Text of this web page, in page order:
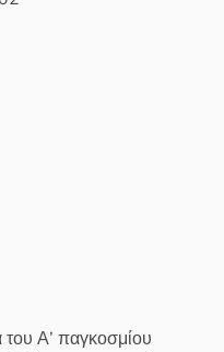
Α’ παγκοσμίου